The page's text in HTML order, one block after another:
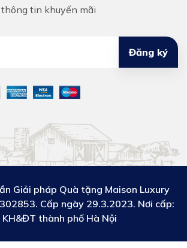
tin khuyến mãi
Đăng ký
Giải pháp Quà tặng Maison Luxury
Cấp ngày 29.3.2023. Nơi cấp:
KH&ĐT thành phố Hà Nội